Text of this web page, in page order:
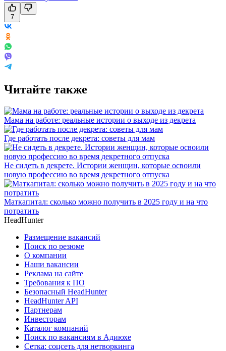
7
Читайте также
Мама на работе: реальные истории о выходе из декрета
Где работать после декрета: советы для мам
Не сидеть в декрете. Истории женщин, которые освоили
новую профессию во время декретного отпуска
Маткапитал: сколько можно получить в 2025 году и на что
потратить
HeadHunter
Размещение вакансий
Поиск по резюме
О компании
Наши вакансии
Реклама на сайте
Требования к ПО
Безопасный HeadHunter
HeadHunter API
Партнерам
Инвесторам
Каталог компаний
Поиск по вакансиям в Адиюхе
Сетка: соцсеть для нетворкинга